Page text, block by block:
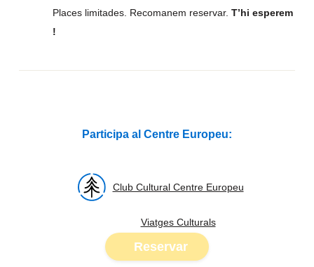
Reservar
Places limitades. Recomanem reservar. T’hi esperem
!
Participa al Centre Europeu:
Club Cultural Centre Europeu
Viatges Culturals